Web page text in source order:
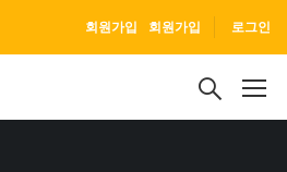
회원가입 로그인
회원가입